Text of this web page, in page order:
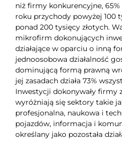
niż firmy konkurencyjne, 65%
roku przychody powyżej 100
ponad 200 tysięcy złotych.
mikrofirm dokonujących
działające w oparciu o inną
jednoosobowa działalność
dominującą formą prawną
jej zasadach działa 73%
Inwestycji dokonywały firmy
wyróżniają się sektory takie
profesjonalna, naukowa i
pojazdów, informacja i
określany jako pozostała